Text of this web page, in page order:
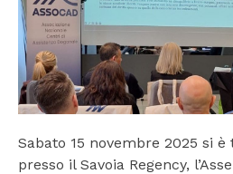
Sabato 15 novembre 2025 si è
presso il Savoia Regency,